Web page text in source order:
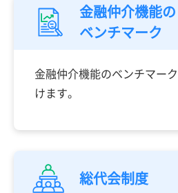
金融仲介機能の
ベンチマーク
金融仲介機能のベンチマー
けます。
総代会制度